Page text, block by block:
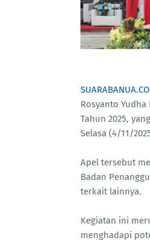
Rosyanto
Tahun 2025,
Selasa (4/11/
Apel tersebut
Badan
terkait lainnya.
Kegiatan ini
menghadapi